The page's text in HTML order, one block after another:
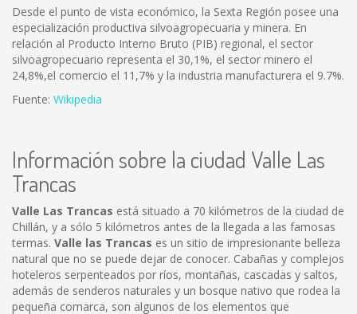
Desde el punto de vista económico, la Sexta Región posee una
especialización productiva silvoagropecuaria y minera. En
relación al Producto Interno Bruto (PIB) regional, el sector
silvoagropecuario representa el 30,1%, el sector minero el
24,8%,el comercio el 11,7% y la industria manufacturera el 9.7%.
Fuente: Wikipedia
Información sobre la ciudad Valle Las
Trancas
Valle Las Trancas está situado a 70 kilómetros de la ciudad de
Chillán, y a sólo 5 kilómetros antes de la llegada a las famosas
termas. Valle las Trancas es un sitio de impresionante belleza
natural que no se puede dejar de conocer. Cabañas y complejos
hoteleros serpenteados por ríos, montañas, cascadas y saltos,
además de senderos naturales y un bosque nativo que rodea la
pequeña comarca, son algunos de los elementos que